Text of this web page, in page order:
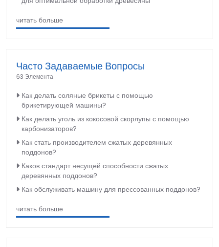
читать больше
Часто Задаваемые Вопросы
63 Элемента
Как делать соляные брикеты с помощью
брикетирующей машины?
Как делать уголь из кокосовой скорлупы с помощью
карбонизаторов?
Как стать производителем сжатых деревянных
поддонов?
Каков стандарт несущей способности сжатых
деревянных поддонов?
Как обслуживать машину для прессованных поддонов?
читать больше